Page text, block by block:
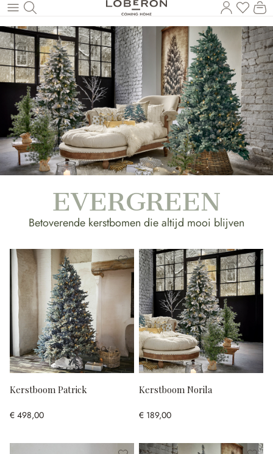
Naar de hoofdinhoud
U
EVERGREEN
Betoverende kerstbomen die altijd mooi blijven
Kerstboom Patrick
€ 498,00
Kerstboom Norila
€ 189,00